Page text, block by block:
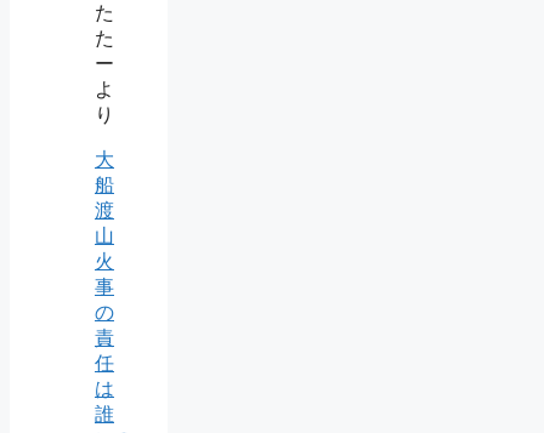
た
た
ー
よ
り
大
船
渡
山
火
事
の
責
任
は
誰